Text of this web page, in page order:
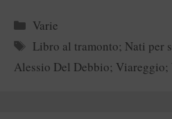
Categorie
Varie
Tag
Libro al tramonto; Nati per
Alessio Del Debbio; Viareggio;